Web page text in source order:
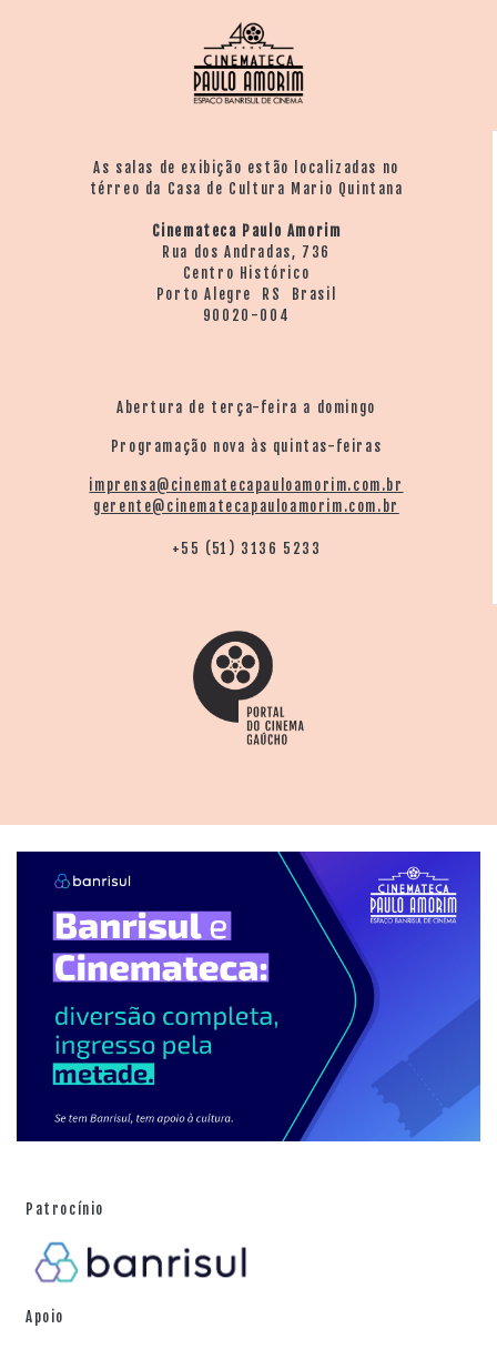
As salas de exibição estão localizadas no
térreo da Casa de Cultura Mario Quintana
Cinemateca Paulo Amorim
Rua dos Andradas, 736
Centro Histórico
Porto Alegre RS Brasil
90020-004
Abertura de terça-feira a domingo
Programação nova às quintas-feiras
imprensa@cinematecapauloamorim.com.br
gerente@cinematecapauloamorim.com.br
+55 (51) 3136 5233
Patrocínio
Apoio